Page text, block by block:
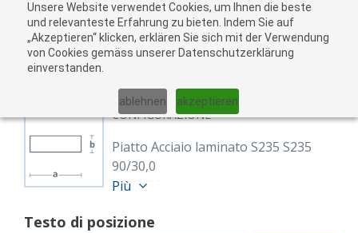
Unsere Website verwendet Cookies, um Ihnen die beste
und relevanteste Erfahrung zu bieten. Indem Sie auf
„Akzeptieren“ klicken, erklären Sie sich mit der Verwendung
von Cookies gemäss unserer Datenschutzerklärung
einverstanden.
ablehnen akzeptieren
01 02
CONFIGURAZIONE
Piatto Acciaio laminato S235 S235
90/30,0
8217139
EN 10025-2, EN 10058
Più
Testo di posizione